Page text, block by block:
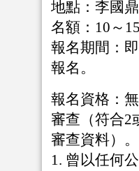
地點：李國
名額：10～
報名期間：
報名。
報名資格：
審查（符合2
審查資料）。
1. 曾以任何